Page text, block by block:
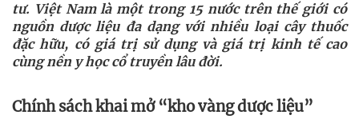
tư. Việt Nam là một trong 15 nước trên thế giới có
nguồn dược liệu đa dạng với nhiều loại cây thuốc
đặc hữu, có giá trị sử dụng và giá trị kinh tế cao
cùng nền y học cổ truyền lâu đời.
Chính sách khai mở “kho vàng dược liệu”